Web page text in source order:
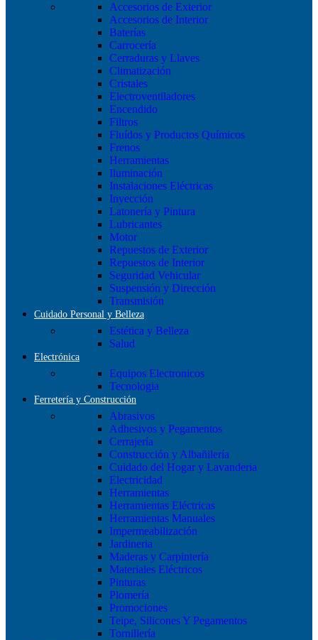
Accesorios de Exterior
Accesorios de Interior
Baterías
Carrocería
Cerraduras y Llaves
Climatización
Cristales
Electroventiladores
Encendido
Filtros
Fluídos y Productos Químicos
Frenos
Herramientas
Iluminación
Instalaciones Eléctricas
Inyección
Latonería y Pintura
Lubricantes
Motor
Repuestos de Exterior
Repuestos de Interior
Seguridad Vehicular
Suspensión y Dirección
Transmisión
Cuidado Personal y Belleza
Estética y Belleza
Salud
Electrónica
Equipos Electronicos
Tecnologia
Ferretería y Construcción
Abrasivos
Adhesivos y Pegamentos
Cerrajería
Construcción y Albañilería
Cuidado del Hogar y Lavanderia
Electricidad
Herramientas
Herramientas Eléctricas
Herramientas Manuales
Impermeabilización
Jardineria
Maderas y Carpintería
Materiales Eléctricos
Pinturas
Plomería
Promociones
Teipe, Silicones Y Pegamentos
Tornillería